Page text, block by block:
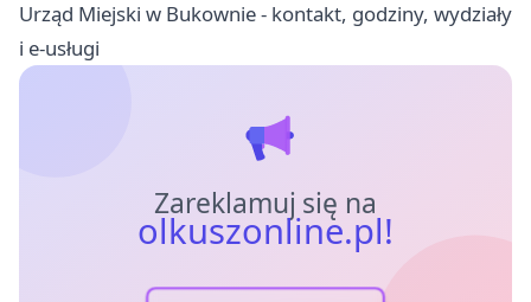
Urząd Miejski w Bukownie - kontakt, godziny, wydziały
i e-usługi
Zareklamuj się na
olkuszonline.pl!